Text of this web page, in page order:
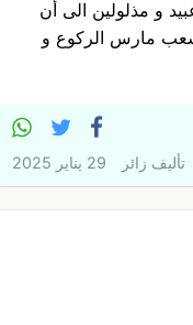
و مذلولين الى أن
مارس الركوع و
تأليف زائر 29 يناير 2025